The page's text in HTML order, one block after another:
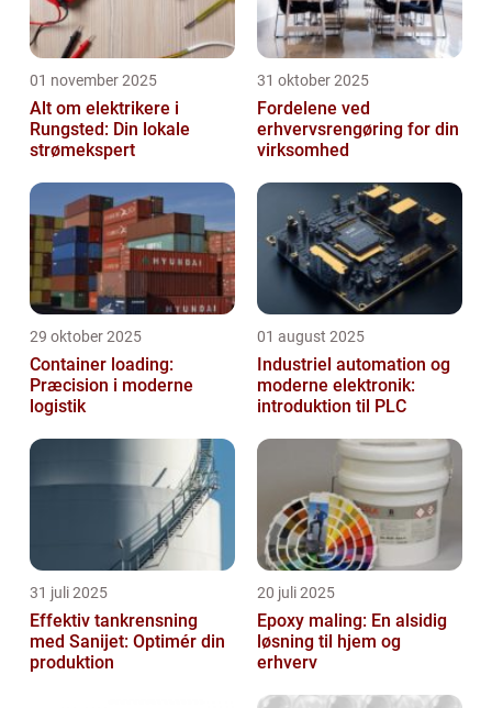
01 november 2025
Alt om elektrikere i
Rungsted: Din lokale
strømekspert
31 oktober 2025
Fordelene ved
erhvervsrengøring for din
virksomhed
29 oktober 2025
Container loading:
Præcision i moderne
logistik
01 august 2025
Industriel automation og
moderne elektronik:
introduktion til PLC
31 juli 2025
Effektiv tankrensning
med Sanijet: Optimér din
produktion
20 juli 2025
Epoxy maling: En alsidig
løsning til hjem og
erhverv